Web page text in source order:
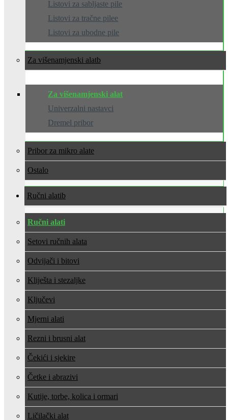
Listovi za sabljaste pile
Listovi za tračne pilee
Listovi za ubodne pile
Za višenamjenski alat
Za višenamjenski alat
Univerzalni nastavci
Dremel pribor
Pribor za mikro alate
Ostalo
Ručni alati
Ručni alati
Setovi ručnih alata
Odvijači i bitovi
Kliješta i stezaljke
Ključevi
Mjerni alati
Rezni i brusni alat
Čekići i sjekire
Četke i abrazivi
Kutije, torbe, kolica i ormari
Ličilački alat